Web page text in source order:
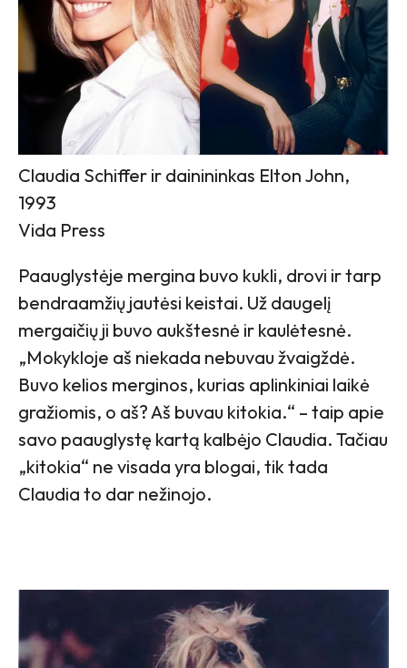
Claudia Schiffer ir dainininkas Elton John,
1993
Vida Press
Paauglystėje mergina buvo kukli, drovi ir tarp
bendraamžių jautėsi keistai. Už daugelį
mergaičių ji buvo aukštesnė ir kaulėtesnė.
„Mokykloje aš niekada nebuvau žvaigždė.
Buvo kelios merginos, kurias aplinkiniai laikė
gražiomis, o aš? Aš buvau kitokia.“ – taip apie
savo paauglystę kartą kalbėjo Claudia. Tačiau
„kitokia“ ne visada yra blogai, tik tada
Claudia to dar nežinojo.